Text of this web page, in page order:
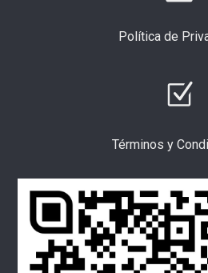
Política de
Términos y